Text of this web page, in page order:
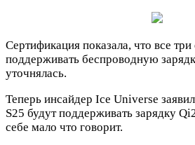
Сертификация показала, что все
поддерживать беспроводную
уточнялась.
Теперь инсайдер Ice Universe
S25 будут поддерживать зарядку
себе мало что говорит.